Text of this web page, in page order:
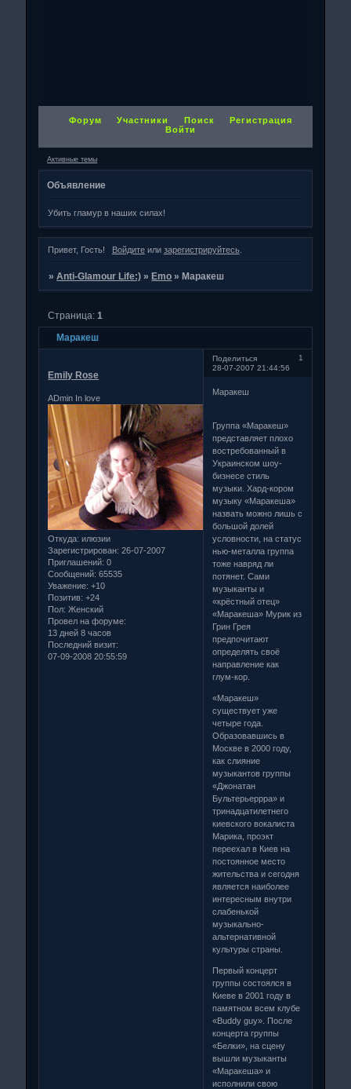
Форум Участники Поиск
Регистрация
Войти
Активные темы
Объявление
Убить гламур в наших силах!
Привет, Гость! Войдитеили зарегистрируйтесь.
»Anti-Glamour Life:) »Emo »Маракеш
Маракеш
Страница:1
Поделиться
1
28-07-2007 21:44:56
Emily Rose
ADmin In love
Откуда: илюзии
Зарегистрирован: 26-07-2007
Приглашений: 0
Сообщений: 65535
Уважение: +10
Позитив: +24
Пол: Женский
Провел на форуме:
13 дней 8 часов
Последний визит:
07-09-2008 20:55:59
Маракеш
Группа «Маракеш»
представляет плохо
востребованный в
Украинском шоу-
бизнесе стиль
музыки. Хард-кором
музыку «Маракеша»
назвать можно лишь с
большой долей
условности, на статус
нью-металла группа
тоже навряд ли
потянет. Сами
музыканты и
«крёстный отец»
«Маракеша» Мурик из
Грин Грея
предпочитают
определять своё
направление как
глум-кор.
«Маракеш»
существует уже
четыре года.
Образовавшись в
Москве в 2000 году,
как слияние
музыкантов группы
«Джонатан
Бультерьеррра» и
тринадцатилетнего
киевского вокалиста
Марика, проэкт
переехал в Киев на
постоянное место
жительства и сегодня
является наиболее
интересным внутри
слабенькой
музыкально-
альтернативной
культуры страны.
Первый концерт
группы состоялся в
Киеве в 2001 году в
памятном всем клубе
«Buddy guy». После
концерта группы
«Белки», на сцену
вышли музыканты
«Маракеша» и
исполнили свою